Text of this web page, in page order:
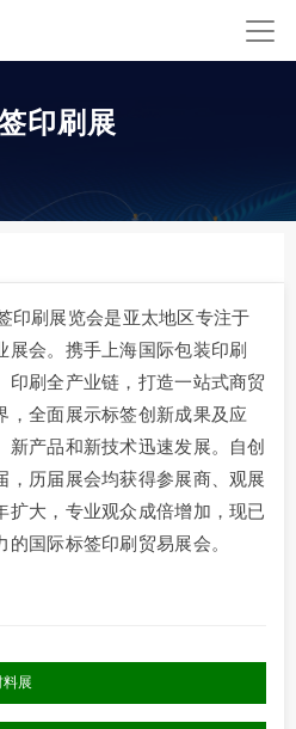
印刷展
印刷展览会是亚太地区专注于
会。携手上海国际包装印刷
印刷全产业链，打造一站式商贸
，全面展示标签创新成果及应
新产品和新技术迅速发展。自创
，历届展会均获得参展商、观展
扩大，专业观众成倍增加，现已
国际标签印刷贸易展会。
展